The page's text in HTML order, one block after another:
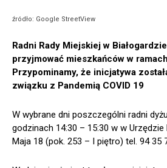
źródło: Google StreetView
Radni Rady Miejskiej w
przyjmować mieszkańców w
Przypominamy, że inicjatywa
związku z Pandemią COVID 19
W wybrane dni poszczególni radni
godzinach 14:30 – 15:30 w w Urzędzie
Maja 18 (pok. 253 – I piętro) tel. 94 35